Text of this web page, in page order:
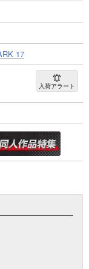
17
入荷アラート